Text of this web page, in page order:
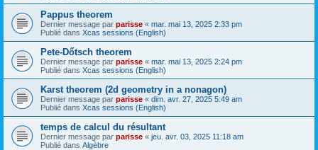
Pappus theorem
Dernier message par parisse « mar. mai 13, 2025 2:33 pm
Publié dans Xcas sessions (English)
Pete-Dőtsch theorem
Dernier message par parisse « mar. mai 13, 2025 2:24 pm
Publié dans Xcas sessions (English)
Karst theorem (2d geometry in a nonagon)
Dernier message par parisse « dim. avr. 27, 2025 5:49 am
Publié dans Xcas sessions (English)
temps de calcul du résultant
Dernier message par parisse « jeu. avr. 03, 2025 11:18 am
Publié dans Algèbre